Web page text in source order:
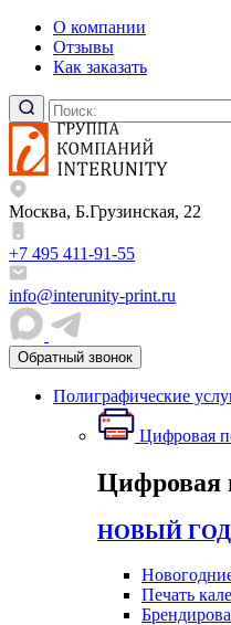
О компании
Отзывы
Как заказать
Москва, Б.Грузинская, 22
+7 495 411-91-55
info@interunity-print.ru
Обратный звонок
Полиграфические
Цифровая
Цифровая
НОВЫЙ
Печать